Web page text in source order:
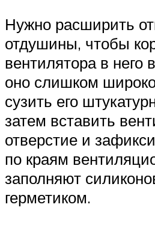
Нужно расширить
отдушины, чтобы
вентилятора в него
оно слишком
сузить его
затем вставить
отверстие и
по краям
заполняют
герметиком.